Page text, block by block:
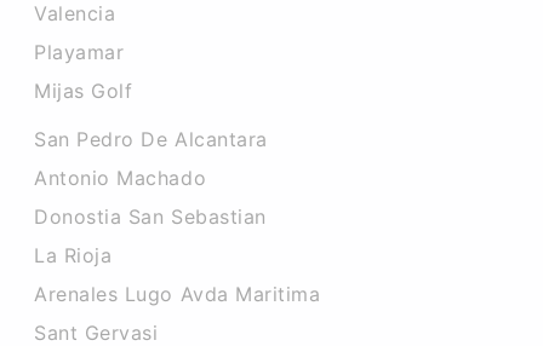
Valencia
Playamar
Mijas Golf
San Pedro De Alcantara
Antonio Machado
Donostia San Sebastian
La Rioja
Arenales Lugo Avda Maritima
Sant Gervasi